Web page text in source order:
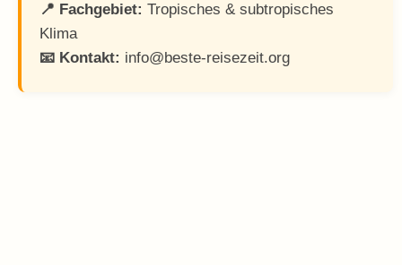
📍 Fachgebiet: Tropisches & subtropisches
Klima
📧 Kontakt: info@beste-reisezeit.org